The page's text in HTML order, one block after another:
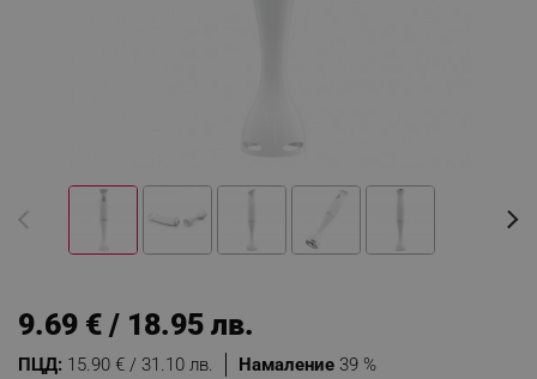
Намаление 39 %
ПЦД: 15.90 € / 31.10 лв.
9.69 € / 18.95 лв.